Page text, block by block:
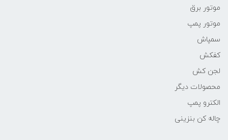
موتور برق
موتور پمپ
سمپاش
کفکش
لجن کش
محصولات دیگر
الکترو پمپ
چاله کن بنزینی